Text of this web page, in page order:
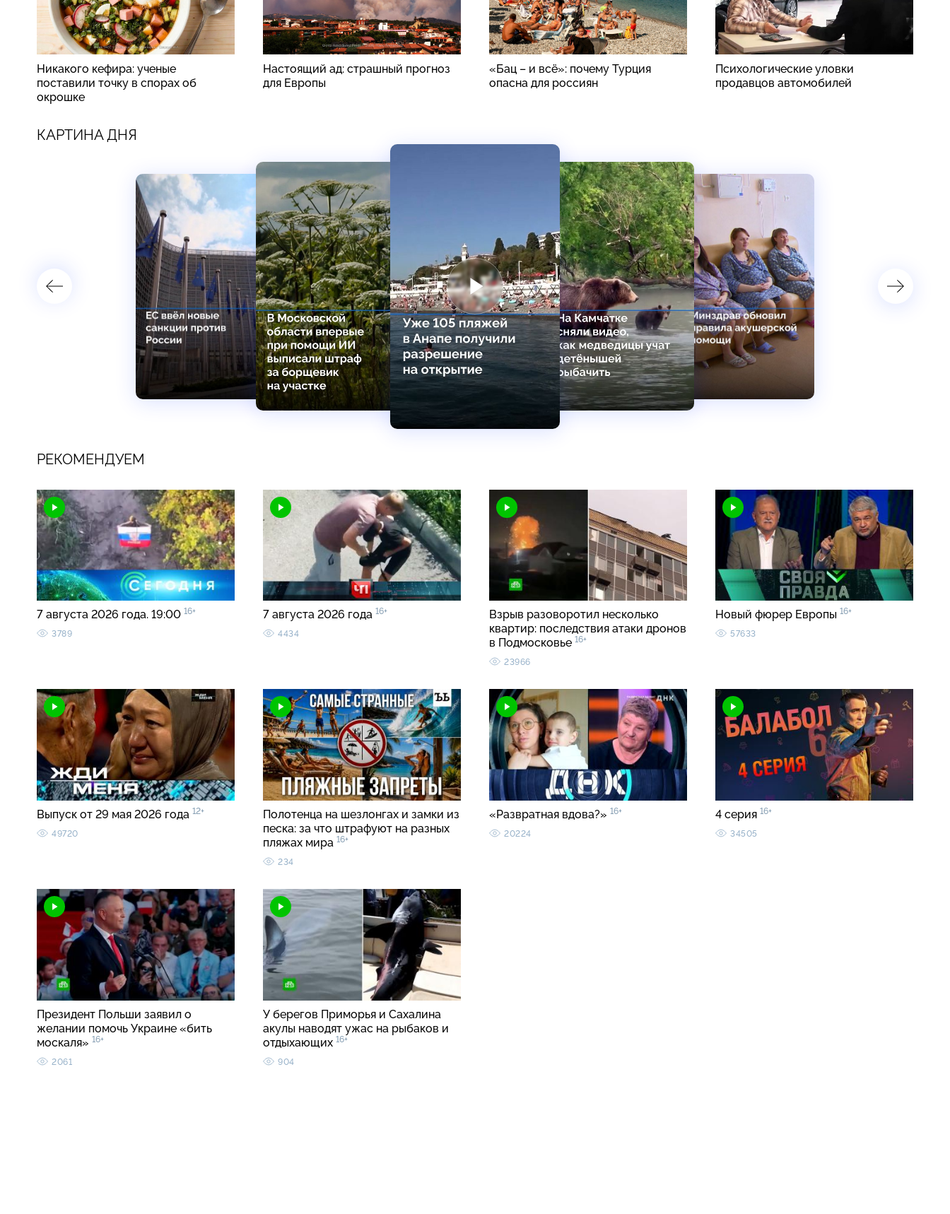
Никакого кефира: ученые
поставили точку в спорах об
окрошке
Настоящий ад: страшный прогноз
для Европы
«Бац – и всё»: почему Турция
опасна для россиян
Психологические уловки
продавцов автомобилей
КАРТИНА ДНЯ
РЕКОМЕНДУЕМ
7 августа 2026 года. 19:00 16+
3789
7 августа 2026 года 16+
4434
Взрыв разоворотил несколько
квартир: последствия атаки дронов
в Подмосковье 16+
23966
Новый фюрер Европы 16+
57633
Выпуск от 29 мая 2026 года 12+
49720
Полотенца на шезлонгах и замки из
песка: за что штрафуют на разных
пляжах мира 16+
234
«Развратная вдова?» 16+
20224
4 серия 16+
34505
Президент Польши заявил о
желании помочь Украине «бить
москаля» 16+
2061
У берегов Приморья и Сахалина
акулы наводят ужас на рыбаков и
отдыхающих 16+
904